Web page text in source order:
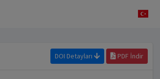
DOI Detayları PDF İndir